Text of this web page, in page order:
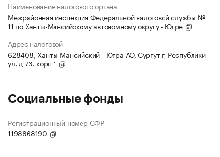
Наименование налогового органа
Межрайонная инспекция Федеральной налоговой службы №
11 по Ханты-Мансийскому автономному округу - Югре
Адрес налоговой
628408, Ханты-Мансийский - Югра АО, Сургут г, Республики
ул, д 73, корп 1
Социальные фонды
Регистрационный номер СФР
1198868190